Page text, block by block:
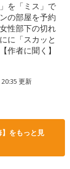
を「ミス」で
の部屋を予約
性部下の切れ
に「スカッと
作者に聞く】
更新
をもっと見